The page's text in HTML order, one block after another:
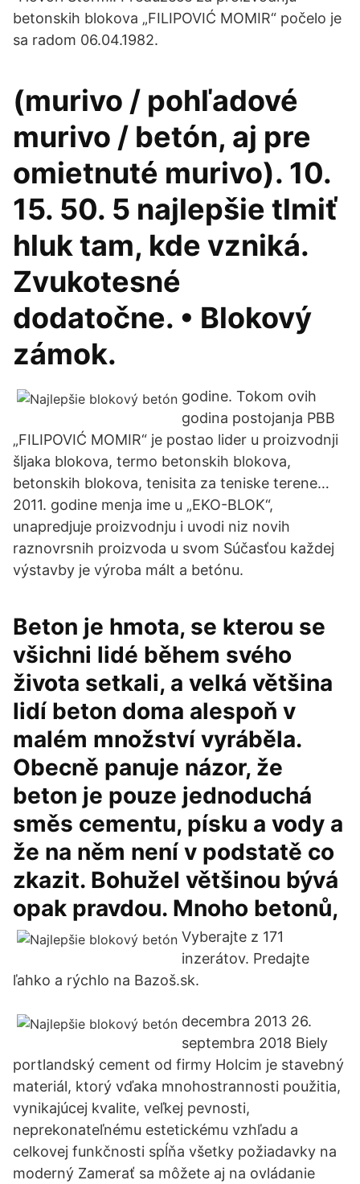
betonskih blokova „FILIPOVIĆ MOMIR“ počelo je
sa radom 06.04.1982.
(murivo / pohľadové
murivo / betón, aj pre
omietnuté murivo). 10.
15. 50. 5 najlepšie tlmiť
hluk tam, kde vzniká.
Zvukotesné
dodatočne. • Blokový
zámok.
godine. Tokom ovih
godina postojanja PBB
„FILIPOVIĆ MOMIR“ je postao lider u proizvodnji
šljaka blokova, termo betonskih blokova,
betonskih blokova, tenisita za teniske terene…
2011. godine menja ime u „EKO-BLOK“,
unapredjuje proizvodnju i uvodi niz novih
raznovrsnih proizvoda u svom Súčasťou každej
výstavby je výroba mált a betónu.
Beton je hmota, se kterou se
všichni lidé během svého
života setkali, a velká většina
lidí beton doma alespoň v
malém množství vyráběla.
Obecně panuje názor, že
beton je pouze jednoduchá
směs cementu, písku a vody a
že na něm není v podstatě co
zkazit. Bohužel většinou bývá
opak pravdou. Mnoho betonů,
Vyberajte z 171
inzerátov. Predajte
ľahko a rýchlo na Bazoš.sk.
decembra 2013 26.
septembra 2018 Biely
portlandský cement od firmy Holcim je stavebný
materiál, ktorý vďaka mnohostrannosti použitia,
vynikajúcej kvalite, veľkej pevnosti,
neprekonateľnému estetickému vzhľadu a
celkovej funkčnosti spĺňa všetky požiadavky na
moderný Zamerať sa môžete aj na ovládanie